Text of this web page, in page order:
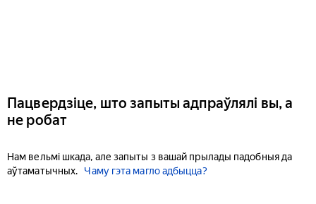
Пацвердзіце, што запыты адпраўлялі вы, а
не робат
Нам вельмі шкада, але запыты з вашай прылады падобныя да
аўтаматычных.
Чаму гэта магло адбыцца?